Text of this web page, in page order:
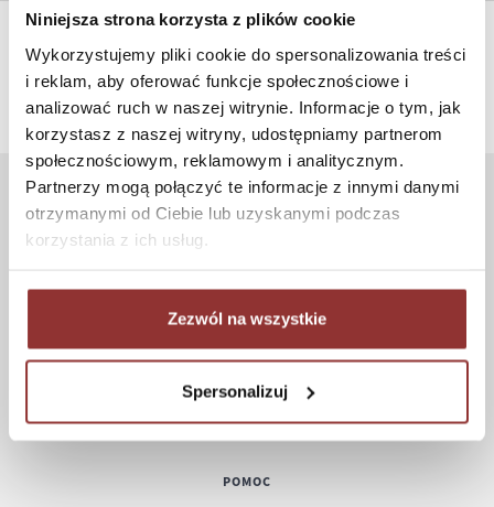
Niniejsza strona korzysta z plików cookie
Wykorzystujemy pliki cookie do spersonalizowania treści
i reklam, aby oferować funkcje społecznościowe i
analizować ruch w naszej witrynie. Informacje o tym, jak
korzystasz z naszej witryny, udostępniamy partnerom
społecznościowym, reklamowym i analitycznym.
Partnerzy mogą połączyć te informacje z innymi danymi
otrzymanymi od Ciebie lub uzyskanymi podczas
korzystania z ich usług.
Zezwól na wszystkie
Spersonalizuj
SZYBKI KONTAKT PN-PT, 8-16, +48 698 291 992, +48 608
ZAKUPY
Czas realizacji zamówienia
Formy płatności
Koszt dostawy
POMOC